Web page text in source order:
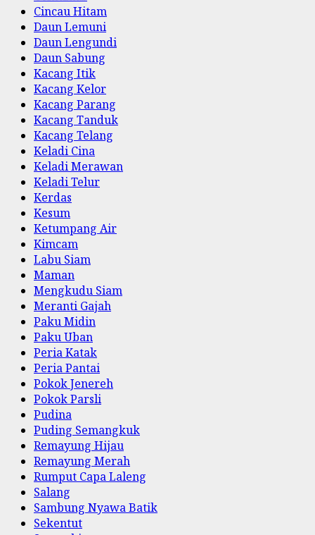
Cincau Hitam
Daun Lemuni
Daun Lengundi
Daun Sabung
Kacang Itik
Kacang Kelor
Kacang Parang
Kacang Tanduk
Kacang Telang
Keladi Cina
Keladi Merawan
Keladi Telur
Kerdas
Kesum
Ketumpang Air
Kimcam
Labu Siam
Maman
Mengkudu Siam
Meranti Gajah
Paku Midin
Paku Uban
Peria Katak
Peria Pantai
Pokok Jenereh
Pokok Parsli
Pudina
Puding Semangkuk
Remayung Hijau
Remayung Merah
Rumput Capa Laleng
Salang
Sambung Nyawa Batik
Sekentut